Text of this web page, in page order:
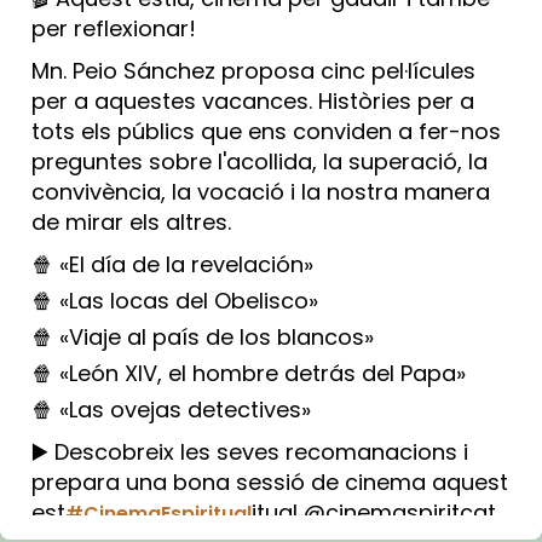
per reflexionar!
Mn. Peio Sánchez proposa cinc pel·lícules
per a aquestes vacances. Històries per a
tots els públics que ens conviden a fer-nos
preguntes sobre l'acollida, la superació, la
convivència, la vocació i la nostra manera
de mirar els altres.
🍿 «El día de la revelación»
🍿 «Las locas del Obelisco»
🍿 «Viaje al país de los blancos»
🍿 «León XIV, el hombre detrás del Papa»
🍿 «Las ovejas detectives»
▶️ Descobreix les seves recomanacions i
prepara una bona sessió de cinema aquest
est#CinemaEspiritualitual @cinemaspiritcat